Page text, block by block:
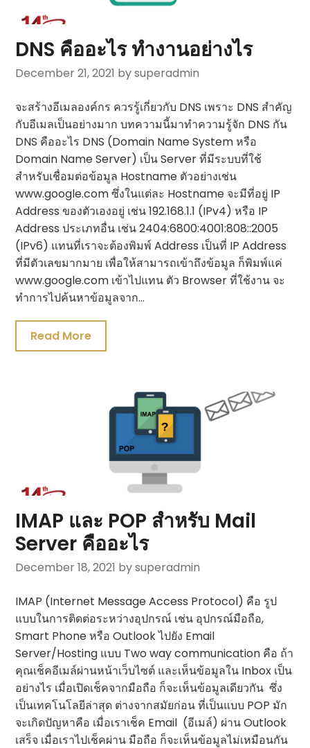
DNS คืออะไร ทำงานอย่างไร
December 21, 2021 by superadmin
จะสร้างอีเมลองค์กร ควรรู้เกี่ยวกับ DNS เพราะ DNS สำคัญ
กับอีเมลเป็นอย่างมาก บทความนี้มาทำความรู้จัก DNS กัน
DNS คืออะไร DNS (Domain Name System หรือ
Domain Name Server) เป็น Server ที่มีระบบที่ใช้
สำหรับเชื่อมต่อข้อมูล Hostname ตัวอย่างเช่น
www.google.com ซึ่งในแต่ละ Hostname จะมีที่อยู่ IP
Address ของตัวเองอยู่ เช่น 192.168.1.1 (IPv4) หรือ IP
Address ประเภทอื่น เช่น 2404:6800:4001:808::2005
(IPv6) แทนที่เราจะต้องพิมพ์ Address เป็นที่ IP Address
ที่มีตัวเลขมากมาย เพื่อให้สามารถเข้าถึงข้อมูล ก็พิมพ์แค่
www.google.com เข้าไปแทน ตัว Browser ที่ใช้งาน จะ
ทำการไปค้นหาข้อมูลจาก…
Read More
IMAP และ POP สำหรับ Mail
Server คืออะไร
December 18, 2021 by superadmin
IMAP (Internet Message Access Protocol) คือ รูป
แบบในการติดต่อระหว่างอุปกรณ์ เช่น อุปกรณ์มือถือ,
Smart Phone หรือ Outlook ไปยัง Email
Server/Hosting แบบ Two way communication คือ ถ้า
คุณเช็คอีเมล์ผ่านหน้าเว็บไซต์ และเห็นข้อมูลใน Inbox เป็น
อย่างไร เมื่อเปิดเช็คจากมือถือ ก็จะเห็นข้อมูลเดียวกัน ซึ่ง
เป็นเทคโนโลยีล่าสุด ต่างจากสมัยก่อน ที่เป็นแบบ POP มัก
จะเกิดปัญหาคือ เมื่อเราเช็ค Email (อีเมล์) ผ่าน Outlook
เสร็จ เมื่อเราไปเช็คผ่าน มือถือ ก็จะเห็นข้อมูลไม่เหมือนกัน